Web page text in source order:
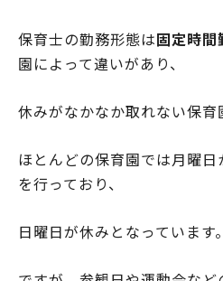
保育士の勤務形態は固定時間
園によって違いがあり、
休みがなかなか取れない保育
ほとんどの保育園では月曜
を行っており、
日曜日が休みとなっています。